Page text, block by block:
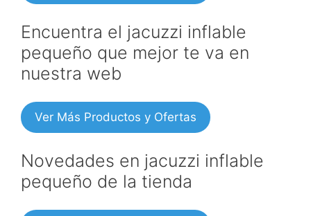
Encuentra el jacuzzi inflable
pequeño que mejor te va en
nuestra web
Ver Más Productos y Ofertas
Novedades en jacuzzi inflable
pequeño de la tienda